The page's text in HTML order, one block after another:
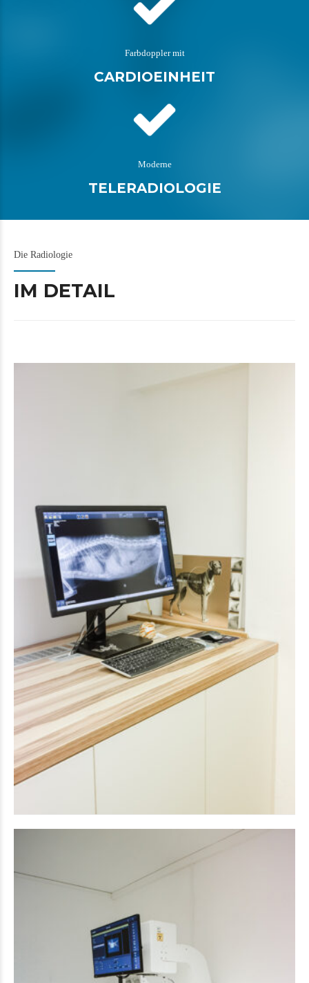
Farbdoppler mit
CARDIOEINHEIT
Moderne
TELERADIOLOGIE
Die Radiologie
IM DETAIL